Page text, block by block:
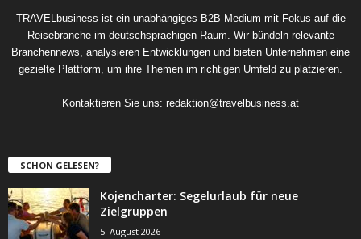
TRAVELbusiness ist ein unabhängiges B2B-Medium mit Fokus auf die
Reisebranche im deutschsprachigen Raum. Wir bündeln relevante
Branchennews, analysieren Entwicklungen und bieten Unternehmen eine
gezielte Plattform, um ihre Themen im richtigen Umfeld zu platzieren.
Kontaktieren Sie uns: redaktion@travelbusiness.at
SCHON GELESEN?
Kojencharter: Segelurlaub für neue
Zielgruppen
5. August 2026